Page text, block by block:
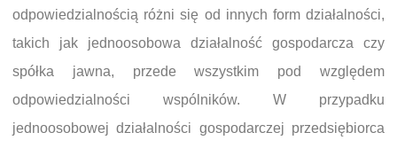
odpowiedzialnością różni się od innych form działalności,
takich jak jednoosobowa działalność gospodarcza czy
spółka jawna, przede wszystkim pod względem
odpowiedzialności wspólników. W przypadku
jednoosobowej działalności gospodarczej przedsiębiorca